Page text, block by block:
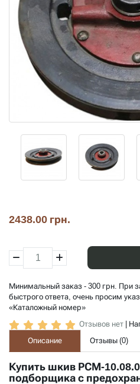
2438.00 грн.
Минимальный заказ - 300 грн. При
быстрого ответа, очень просим
«Каталожный номер»
Отзывов нет
Описание
Отзывы (0)
Купить шкив РСМ-
подборщика с